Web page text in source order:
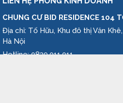
CHUNG CƯ BID RESIDENCE 104
Địa chỉ: Tố Hữu, Khu đô thị Văn
Hà Nội
Hotline: 0839.011.011